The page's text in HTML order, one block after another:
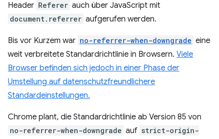
Header Referer auch über JavaScript mit
document.referrer aufgerufen werden.
Bis vor Kurzem war no-referrer-when-downgrade eine
weit verbreitete Standardrichtlinie in Browsern. Viele
Browser befinden sich jedoch in einer Phase der
Umstellung auf datenschutzfreundlichere
Standardeinstellungen.
Chrome plant, die Standardrichtlinie ab Version 85 von
no-referrer-when-downgrade auf strict-origin-